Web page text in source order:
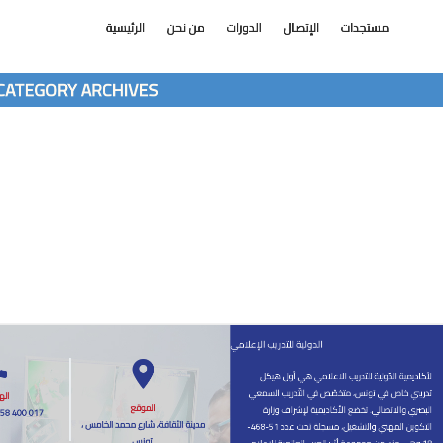
الرئيسية من نحن الدورات الإتصال مستجدات
ARCHIVES
400 017
الموقع
مدينة الثقافة، شارع محمد الخامس ،
الدولية للتدريب الإعلامي
لأكاديمية الدّولية للتدريب الاعلامي هي أول هيكل
تدريبي خاص في تونس، متخصّص في التّدريب السمعي
البصري والاتصالي. تخضع الأكاديمية لإشراف وزارة
التكوين المهني والتشغيل، مسجلة تحت عدد 51-468-